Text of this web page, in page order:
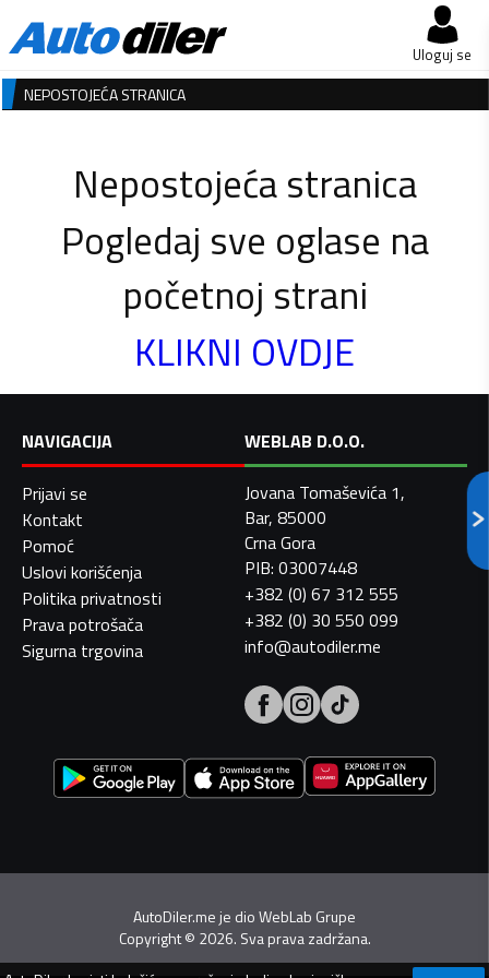
Uloguj se
NEPOSTOJEĆA STRANICA
Nepostojeća stranica
Pogledaj sve oglase na
početnoj strani
KLIKNI OVDJE
NAVIGACIJA
Prijavi se
Kontakt
Pomoć
Uslovi korišćenja
Politika privatnosti
Prava potrošača
Sigurna trgovina
WEBLAB D.O.O.
Jovana Tomaševića 1,
Bar, 85000
Crna Gora
PIB: 03007448
+382 (0) 67 312 555
+382 (0) 30 550 099
info@autodiler.me
AutoDiler.me je dioWebLab Grupe
Copyright© 2026. Sva prava zadržana.